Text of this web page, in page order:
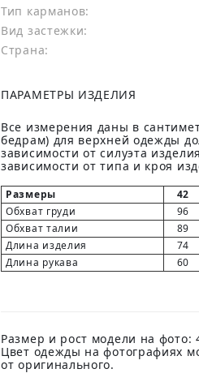
Тип карманов:
Вид застежки:
Страна:
ПАРАМЕТРЫ ИЗДЕЛИЯ
Все измерения даны в
бедрам) для верхней одежды
зависимости от силуэта
зависимости от типа и кроя
Размеры 42
Обхват груди
96
Обхват талии
89
Длина изделия
74
Длина рукава
60
Размер и рост модели на фото:
Цвет одежды на фотографиях
от оригинального.